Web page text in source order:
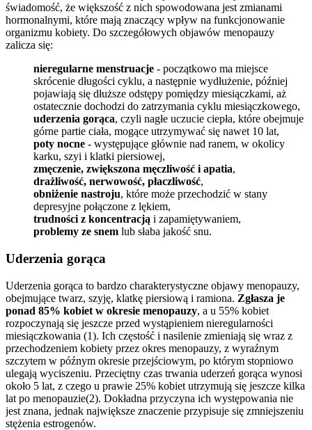
świadomość, że większość z nich spowodowana jest zmianami
hormonalnymi, które mają znaczący wpływ na funkcjonowanie
organizmu kobiety. Do szczegółowych objawów menopauzy
zalicza się:
nieregularne menstruacje - początkowo ma miejsce
skrócenie długości cyklu, a następnie wydłużenie, później
pojawiają się dłuższe odstępy pomiędzy miesiączkami, aż
ostatecznie dochodzi do zatrzymania cyklu miesiączkowego,
uderzenia gorąca, czyli nagłe uczucie ciepła, które obejmuje
górne partie ciała, mogące utrzymywać się nawet 10 lat,
poty nocne - występujące głównie nad ranem, w okolicy
karku, szyi i klatki piersiowej,
zmęczenie, zwiększona męczliwość i apatia,
drażliwość, nerwowość, płaczliwość,
obniżenie nastroju, które może przechodzić w stany
depresyjne połączone z lękiem,
trudności z koncentracją i zapamiętywaniem,
problemy ze snem lub słaba jakość snu.
Uderzenia gorąca
Uderzenia gorąca to bardzo charakterystyczne objawy menopauzy,
obejmujące twarz, szyję, klatkę piersiową i ramiona. Zgłasza je
ponad 85% kobiet w okresie menopauzy, a u 55% kobiet
rozpoczynają się jeszcze przed wystąpieniem nieregularności
miesiączkowania (1). Ich częstość i nasilenie zmieniają się wraz z
przechodzeniem kobiety przez okres menopauzy, z wyraźnym
szczytem w późnym okresie przejściowym, po którym stopniowo
ulegają wyciszeniu. Przeciętny czas trwania uderzeń gorąca wynosi
około 5 lat, z czego u prawie 25% kobiet utrzymują się jeszcze kilka
lat po menopauzie(2). Dokładna przyczyna ich występowania nie
jest znana, jednak największe znaczenie przypisuje się zmniejszeniu
stężenia estrogenów.